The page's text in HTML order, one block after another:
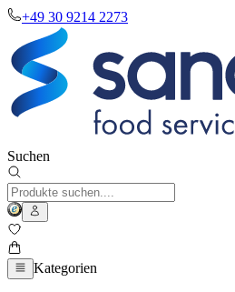
+49 30 9214 2273
Suchen
Kategorien